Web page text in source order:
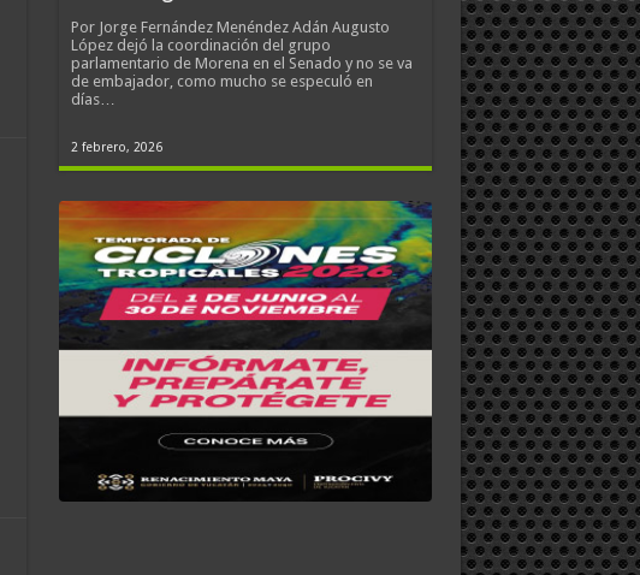
Por Jorge Fernández Menéndez Adán Augusto
López dejó la coordinación del grupo
parlamentario de Morena en el Senado y no se va
de embajador, como mucho se especuló en
días…
2 febrero, 2026